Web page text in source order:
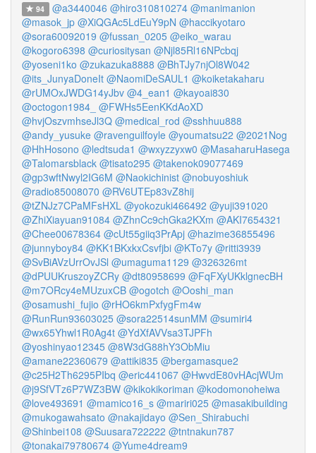
94 @a3440046 @hiro310810274 @manimanion
@masok_jp @XiQGAc5LdEuY9pN @haccikyotaro
@sora60092019 @fussan_0205 @eiko_warau
@kogoro6398 @curiositysan @Njl85Rl16NPcbqj
@yoseni1ko @zukazuka8888 @BhTJy7njOl8W042
@its_JunyaDoneIt @NaomiDeSAUL1 @koiketakaharu
@rUMOxJWDG14yJbv @4_ean1 @kayoai830
@octogon1984_ @FWHs5EenKKdAoXD
@hvjOszvmhseJl3Q @medical_rod @sshhuu888
@andy_yusuke @ravenguilfoyle @youmatsu22 @2021Nog
@HhHosono @ledtsuda1 @wxyzzyxw0 @MasaharuHasega
@Talomarsblack @tisato295 @takenok09077469
@gp3wftNwyl2IG6M @Naokichinist @nobuyoshiuk
@radio85008070 @RV6UTEp83vZ8hij
@tZNJz7CPaMFsHXL @yokozuki466492 @yuji391020
@ZhiXiayuan91084 @ZhnCc9chGka2KXm @AKI7654321
@Chee00678364 @cUt55giiq3PrApj @hazime36855496
@junnyboy84 @KK1BKxkxCsvfjbi @KTo7y @ritti3939
@SvBiAVzUrrOvJSl @umaguma1129 @326326mt
@dPUUKruszoyZCRy @dt80958699 @FqFXyUKklgnecBH
@m7ORcy4eMUzuxCB @ogotch @Ooshi_man
@osamushi_fujio @rHO6kmPxfygFm4w
@RunRun93603025 @sora22514sunMM @sumiri4
@wx65Yhwl1R0Ag4t @YdXfAVVsa3TJPFh
@yoshinyao12345 @8W3dG88hY3ObMiu
@amane22360679 @attiki835 @bergamasque2
@c25H2Th6295PIbq @eric441067 @HwvdE80vHAcjWUm
@j9SfVTz6P7WZ3BW @kikokikoriman @kodomonoheiwa
@love493691 @mamico16_s @mariri025 @masakibuilding
@mukogawahsato @nakajidayo @Sen_Shirabuchi
@Shinbei108 @Suusara722222 @tntnakun787
@tonakai79780674 @Yume4dream9